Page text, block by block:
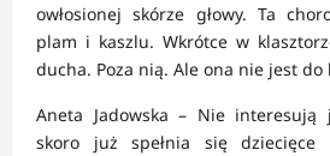
owłosionej skórze głowy. Ta
plam i kaszlu. Wkrótce w
ducha. Poza nią. Ale ona nie jest do
Aneta Jadowska – Nie interesują
skoro już spełnia się